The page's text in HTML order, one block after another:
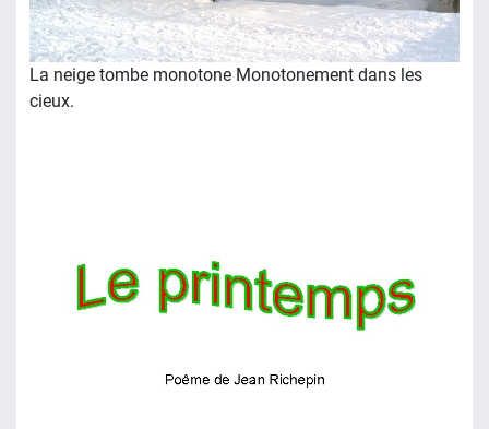
La neige tombe monotone Monotonement dans les
cieux.